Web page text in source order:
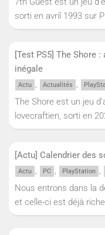
sorti en avril 1993 sur
[Test PS5] The Shore
inégale
Actu , Actualités ,
The Shore est un jeu
lovecraftien, sorti en
[Actu] Calendrier des
Actu , PC , PlayStation ,
Nous entrons dans la
et celle-ci est déjà